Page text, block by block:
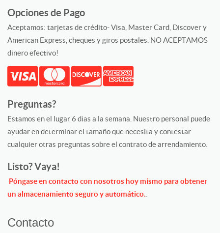
Opciones de Pago
Aceptamos: tarjetas de crédito- Visa, Master Card, Discover y
American Express, cheques y giros postales. NO ACEPTAMOS
dinero efectivo!
Preguntas?
Estamos en el lugar 6 dias a la semana. Nuestro personal puede
ayudar en determinar el tamaño que necesita y contestar
cualquier otras preguntas sobre el contrato de arrendamiento.
Listo? Vaya!
Póngase en contacto con nosotros hoy mismo para obtener
un almacenamiento seguro y automático.
Contacto